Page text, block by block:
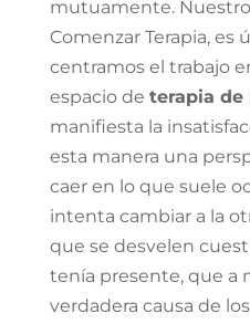
mutuamente.
Comenzar Terapia, es
centramos el trabajo
espacio de terapia de
manifiesta la
esta manera una
caer en lo que suele
intenta cambiar a la
que se desvelen
tenía presente, que a
verdadera causa de